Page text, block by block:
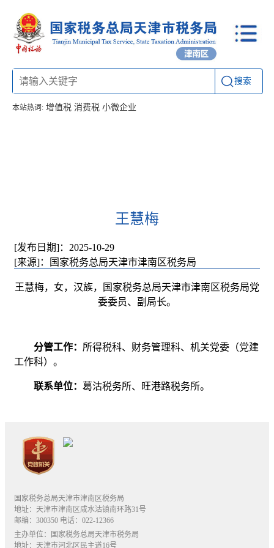
搜索
本站热词: 增值税 消费税 小微企业
王慧梅
[发布日期]：2025-10-29
[来源]：国家税务总局天津市津南区税务局
王慧梅，女，汉族，国家税务总局天津市津南区税务局党
委委员、副局长。
分管工作： 所得税科、财务管理科、机关党委（党建
工作科）。
联系单位：葛沽税务所、旺港路税务所。
国家税务总局天津市津南区税务局
地址：天津市津南区咸水沽镇南环路31号
邮编：300350 电话：022-12366
主办单位：国家税务总局天津市税务局
地址：天津市河北区民主道16号